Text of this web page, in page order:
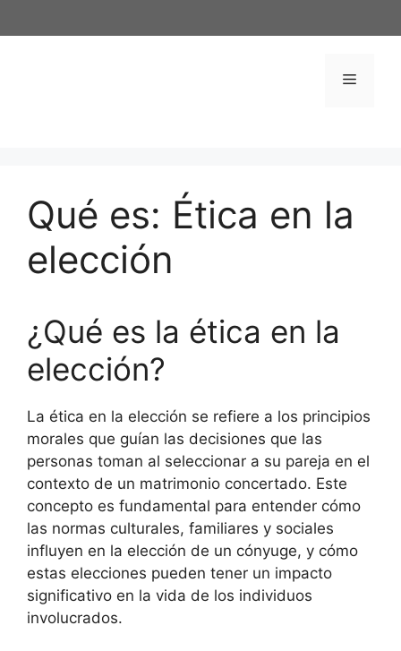
al
Menú
Qué es: Ética en la
elección
¿Qué es la ética en la
elección?
La ética en la elección se refiere a los principios
morales que guían las decisiones que las
personas toman al seleccionar a su pareja en el
contexto de un matrimonio concertado. Este
concepto es fundamental para entender cómo
las normas culturales, familiares y sociales
influyen en la elección de un cónyuge, y cómo
estas elecciones pueden tener un impacto
significativo en la vida de los individuos
involucrados.